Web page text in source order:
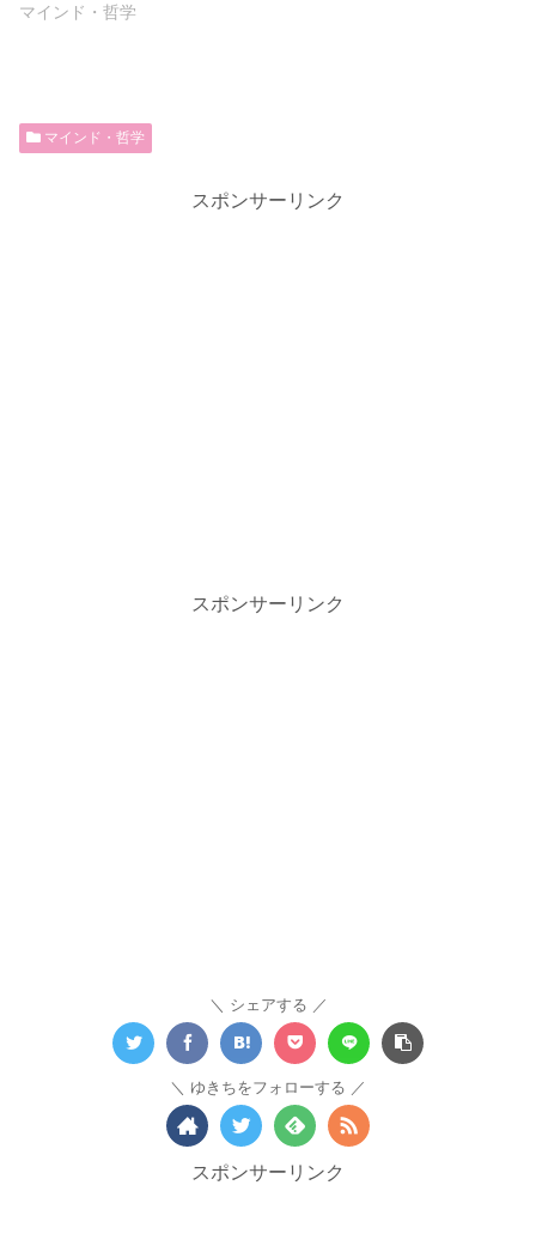
マインド・哲学
マインド・哲学
スポンサーリンク
スポンサーリンク
シェアする
ゆきちをフォローする
スポンサーリンク